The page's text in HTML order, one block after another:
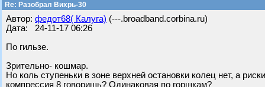
Re: Разобрал Вихрь-30
Автор: федот68( Калуга) (---.broadband.corbina.ru)
Дата: 24-11-17 06:26
По гильзе.
Зрительно- кошмар.
Но коль ступеньки в зоне верхней остановки колец нет, а
компрессия 8 говоришь? Одинаковая по горшкам?